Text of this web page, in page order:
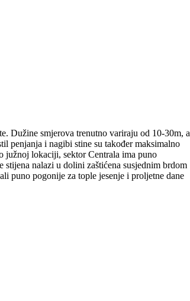
Dužine smjerova trenutno variraju od 10-30m, a
penjanja i nagibi stine su također maksimalno
južnoj lokaciji, sektor Centrala ima puno
stijena nalazi u dolini zaštićena susjednim brdom
puno pogonije za tople jesenje i proljetne dane